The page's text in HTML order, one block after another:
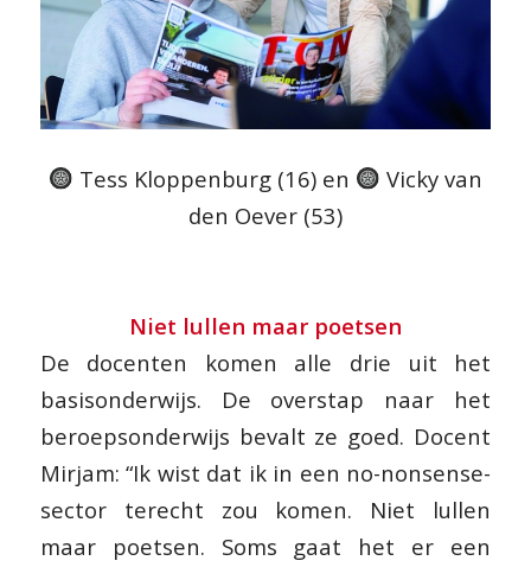
Tess Kloppenburg (16) en
Vicky van
den Oever (53)
Niet lullen maar poetsen
De docenten komen alle drie uit het
basisonderwijs. De overstap naar het
beroepsonderwijs bevalt ze goed. Docent
Mirjam: “Ik wist dat ik in een no-nonsense-
sector terecht zou komen. Niet lullen
maar poetsen. Soms gaat het er een